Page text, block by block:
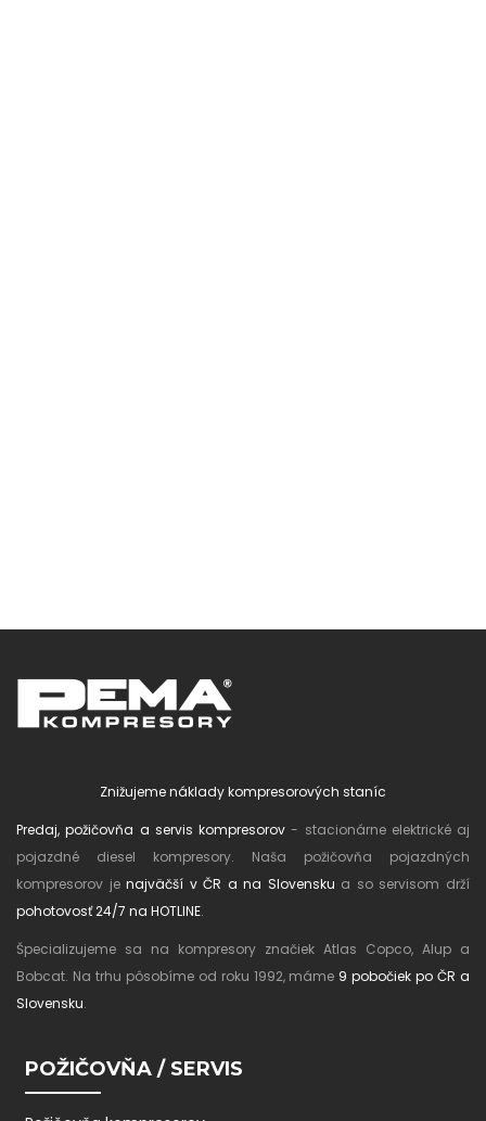
Znižujeme náklady kompresorových staníc
Predaj, požičovňa a servis kompresorov - stacionárne elektrické aj
pojazdné diesel kompresory. Naša požičovňa pojazdných
kompresorov jenajväčší v ČR a na Slovensku a so servisom drží
pohotovosť 24/7 na HOTLINE.
Špecializujeme sa na kompresory značiek Atlas Copco, Alup a
Bobcat. Na trhu pôsobíme od roku 1992, máme 9 pobočiek po ČR a
Slovensku.
POŽIČOVŇA / SERVIS